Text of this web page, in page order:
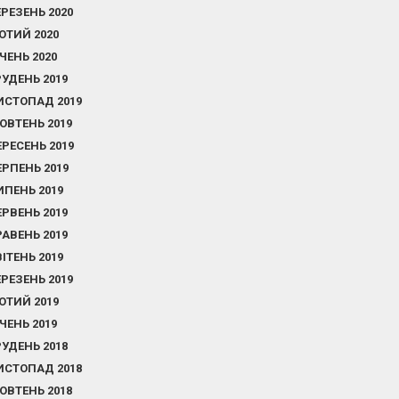
2020
2020
2020
2019
2019
2019
2019
2019
2019
2019
2019
2019
2019
2019
2019
2018
2018
2018